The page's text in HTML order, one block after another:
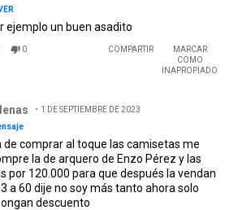
ejemplo un buen asadito
0 COMPARTIR
MARCAR
COMO
INAPROPIADO
1 DE SEPTIEMBRE DE 2023
de comprar al toque las camisetas me
la de arquero de Enzo Pérez y las
por 120.000 para que después la vendan
a 60 dije no soy más tanto ahora solo
descuento